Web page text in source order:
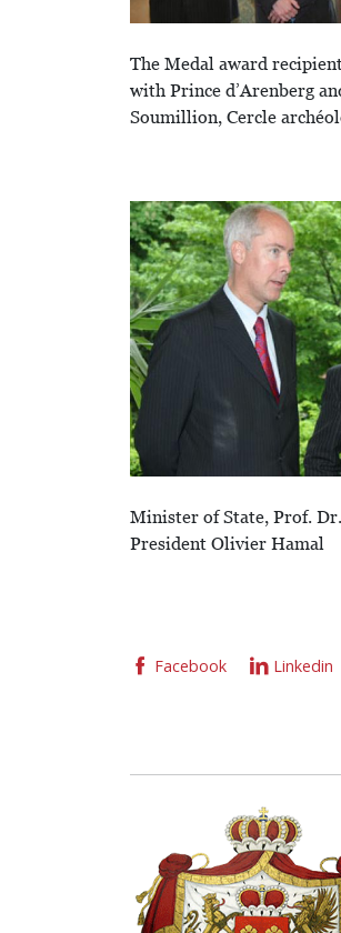
The Medal award
with Prince d’Arenberg
Soumillion, Cercle
Image
Minister of State, Prof.
President Olivier Hamal
Facebook Linkedin